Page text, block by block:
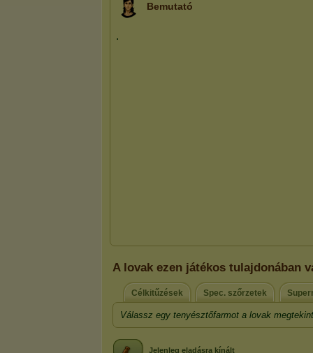
Bemutató
A lovak ezen játékos tulajdonában
Célkitűzések Spec. szőrzetek
Válassz egy tenyésztőfarmot a lovak
Jelenleg eladásra kínált